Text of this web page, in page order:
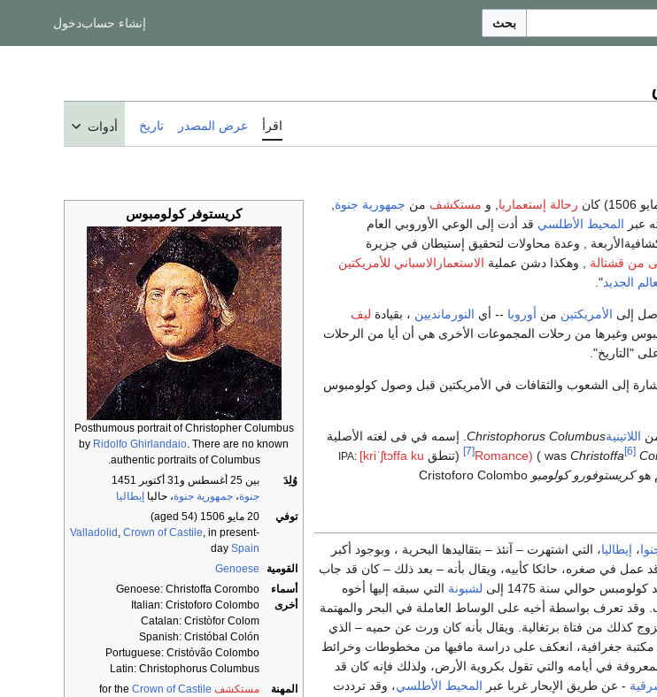
بحث إنشاء حسابدخول
اقرأ عرض المصدر تاريخ أدوات
كريستوفر كولومبوس
Posthumous portrait of Christopher Columbus
by Ridolfo Ghirlandaio. There are no known
authentic portraits of Columbus.
وُلِدَ
بين 25 أغسطس و31 أكتوبر 1451
جنوة، جمهورية جنوة، حاليا إيطاليا
توفي
20 مايو 1506
(aged 54)
Valladolid , Crown of Castile, in present-
day Spain
القومية
Genoese
أسماء
أخرى
Genoese: Christoffa Corombo
Italian: Cristoforo Colombo
Catalan: Cristòfor Colom
Spanish: Cristóbal Colón
Portuguese: Cristóvão Colombo
Latin: Christophorus Columbus
المهنة
مستكشف Crown of Castile
رحالة إستعماريا , و مستكشف من جمهورية جنوة
عبر المحيط الأطلسي قد أدت إلى الوعي الأوروبي العام
, وعدة محاولات لتحقيق إستيطان في جزيرة
من قشتالة , وهكذا دشن عملية الاستعمارالاسباني للأمريكتين
الجديد".
إلى الأمريكتين من أوروبا -- أي النورمانديين ، بقيادة ليف
وغيرها من رحلات المجموعات الأخرى هي أن أيا من الرحلات
"التاريخ".
إلى الشعوب والثقافات في الأمريكتين قبل وصول كولومبوس
اللاتينيةChristophorus Columbus . إسمه في فى لغته الأصلية
( was Christoffa [6]
[7] (تنطق IPA: [kriˈʃtɔffa ku
هوكريستوفورو كولومبو
، إيطاليا، التي اشتهرت – آنئذ – بتقاليدها البحرية ، وبوجود أكبر
عمل في صغره، حائكا كأبيه، ويقال بأنه – بعد ذلك – كان قد جاب
حوالي سنة 1475 إلى لشبونة التي سبقه إليها أخوه
وقد تعرف بواسطة أخيه على الوساط العاملة في البحر والمهتمة
كذلك من فتاة برتغالية. ويقال بأنه كان ورث عن حميه – الذي
مكتبة جغرافية، انعكف على دراسة مافيها من مخطوطات وخرائط
منذ سنة 1480، بالآراء المعروفة في أيامه والتي تقول بكروية الأرض، ولذلك فإنه كان قد
- عن طريق الإبحار غربا عبر المحيط الأطلسي، وقد ترددت